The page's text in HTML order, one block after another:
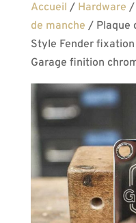
Accueil / Hardware /
de manche / Plaque
Style Fender
Garage finition